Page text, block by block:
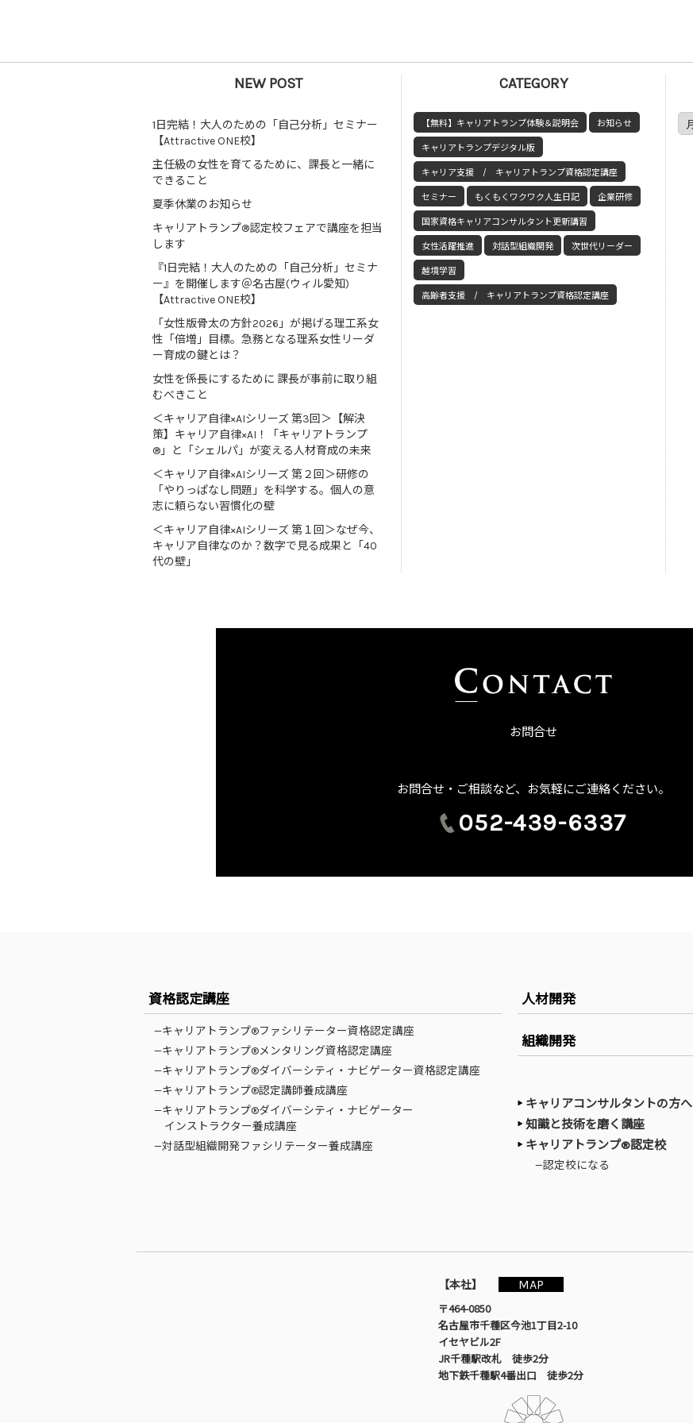
NEW POST
1日完結！大人のための「自己分析」セミナー
【Attractive ONE校】
主任級の女性を育てるために、課長と一緒に
できること
夏季休業のお知らせ
キャリアトランプ®認定校フェアで講座を担当
します
『1日完結！大人のための「自己分析」セミナ
ー』を開催します＠名古屋(ウィル愛知)
【Attractive ONE校】
「女性版骨太の方針2026」が掲げる理工系女
性「倍増」目標。急務となる理系女性リーダ
ー育成の鍵とは？
女性を係長にするために 課長が事前に取り組
むべきこと
＜キャリア自律×AIシリーズ 第3回＞【解決
策】キャリア自律×AI！「キャリアトランプ
®」と「シェルパ」が変える人材育成の未来
＜キャリア自律×AIシリーズ 第２回＞研修の
「やりっぱなし問題」を科学する。個人の意
志に頼らない習慣化の壁
＜キャリア自律×AIシリーズ 第１回＞なぜ今、
キャリア自律なのか？数字で見る成果と「40
代の壁」
CATEGORY
【無料】キャリアトランプ体験＆説明会 お知らせ
キャリアトランプデジタル版
キャリア支援 / キャリアトランプ資格認定講座
セミナー もくもくワクワク人生日記 企業研修
国家資格キャリアコンサルタント更新講習
女性活躍推進 対話型組織開発 次世代リーダー
越境学習
高齢者支援 / キャリアトランプ資格認定講座
お問合せ
お問合せ・ご相談など、お気軽にご連絡ください。
052-439-6337
資格認定講座
—キャリアトランプ®ファシリテーター資格認定講座
—キャリアトランプ®メンタリング資格認定講座
—キャリアトランプ®ダイバーシティ・ナビゲーター資格認定講座
—キャリアトランプ®認定講師養成講座
—キャリアトランプ®ダイバーシティ・ナビゲーター
インストラクター養成講座
—対話型組織開発ファシリテーター養成講座
人材開発
組織開発
キャリアコンサルタントの方へ
知識と技術を磨く講座
キャリアトランプ®認定校
—認定校になる
【本社】
MAP
〒464-0850
名古屋市千種区今池1丁目2-10
イセヤビル2F
JR千種駅改札 徒歩2分
地下鉄千種駅4番出口 徒歩2分